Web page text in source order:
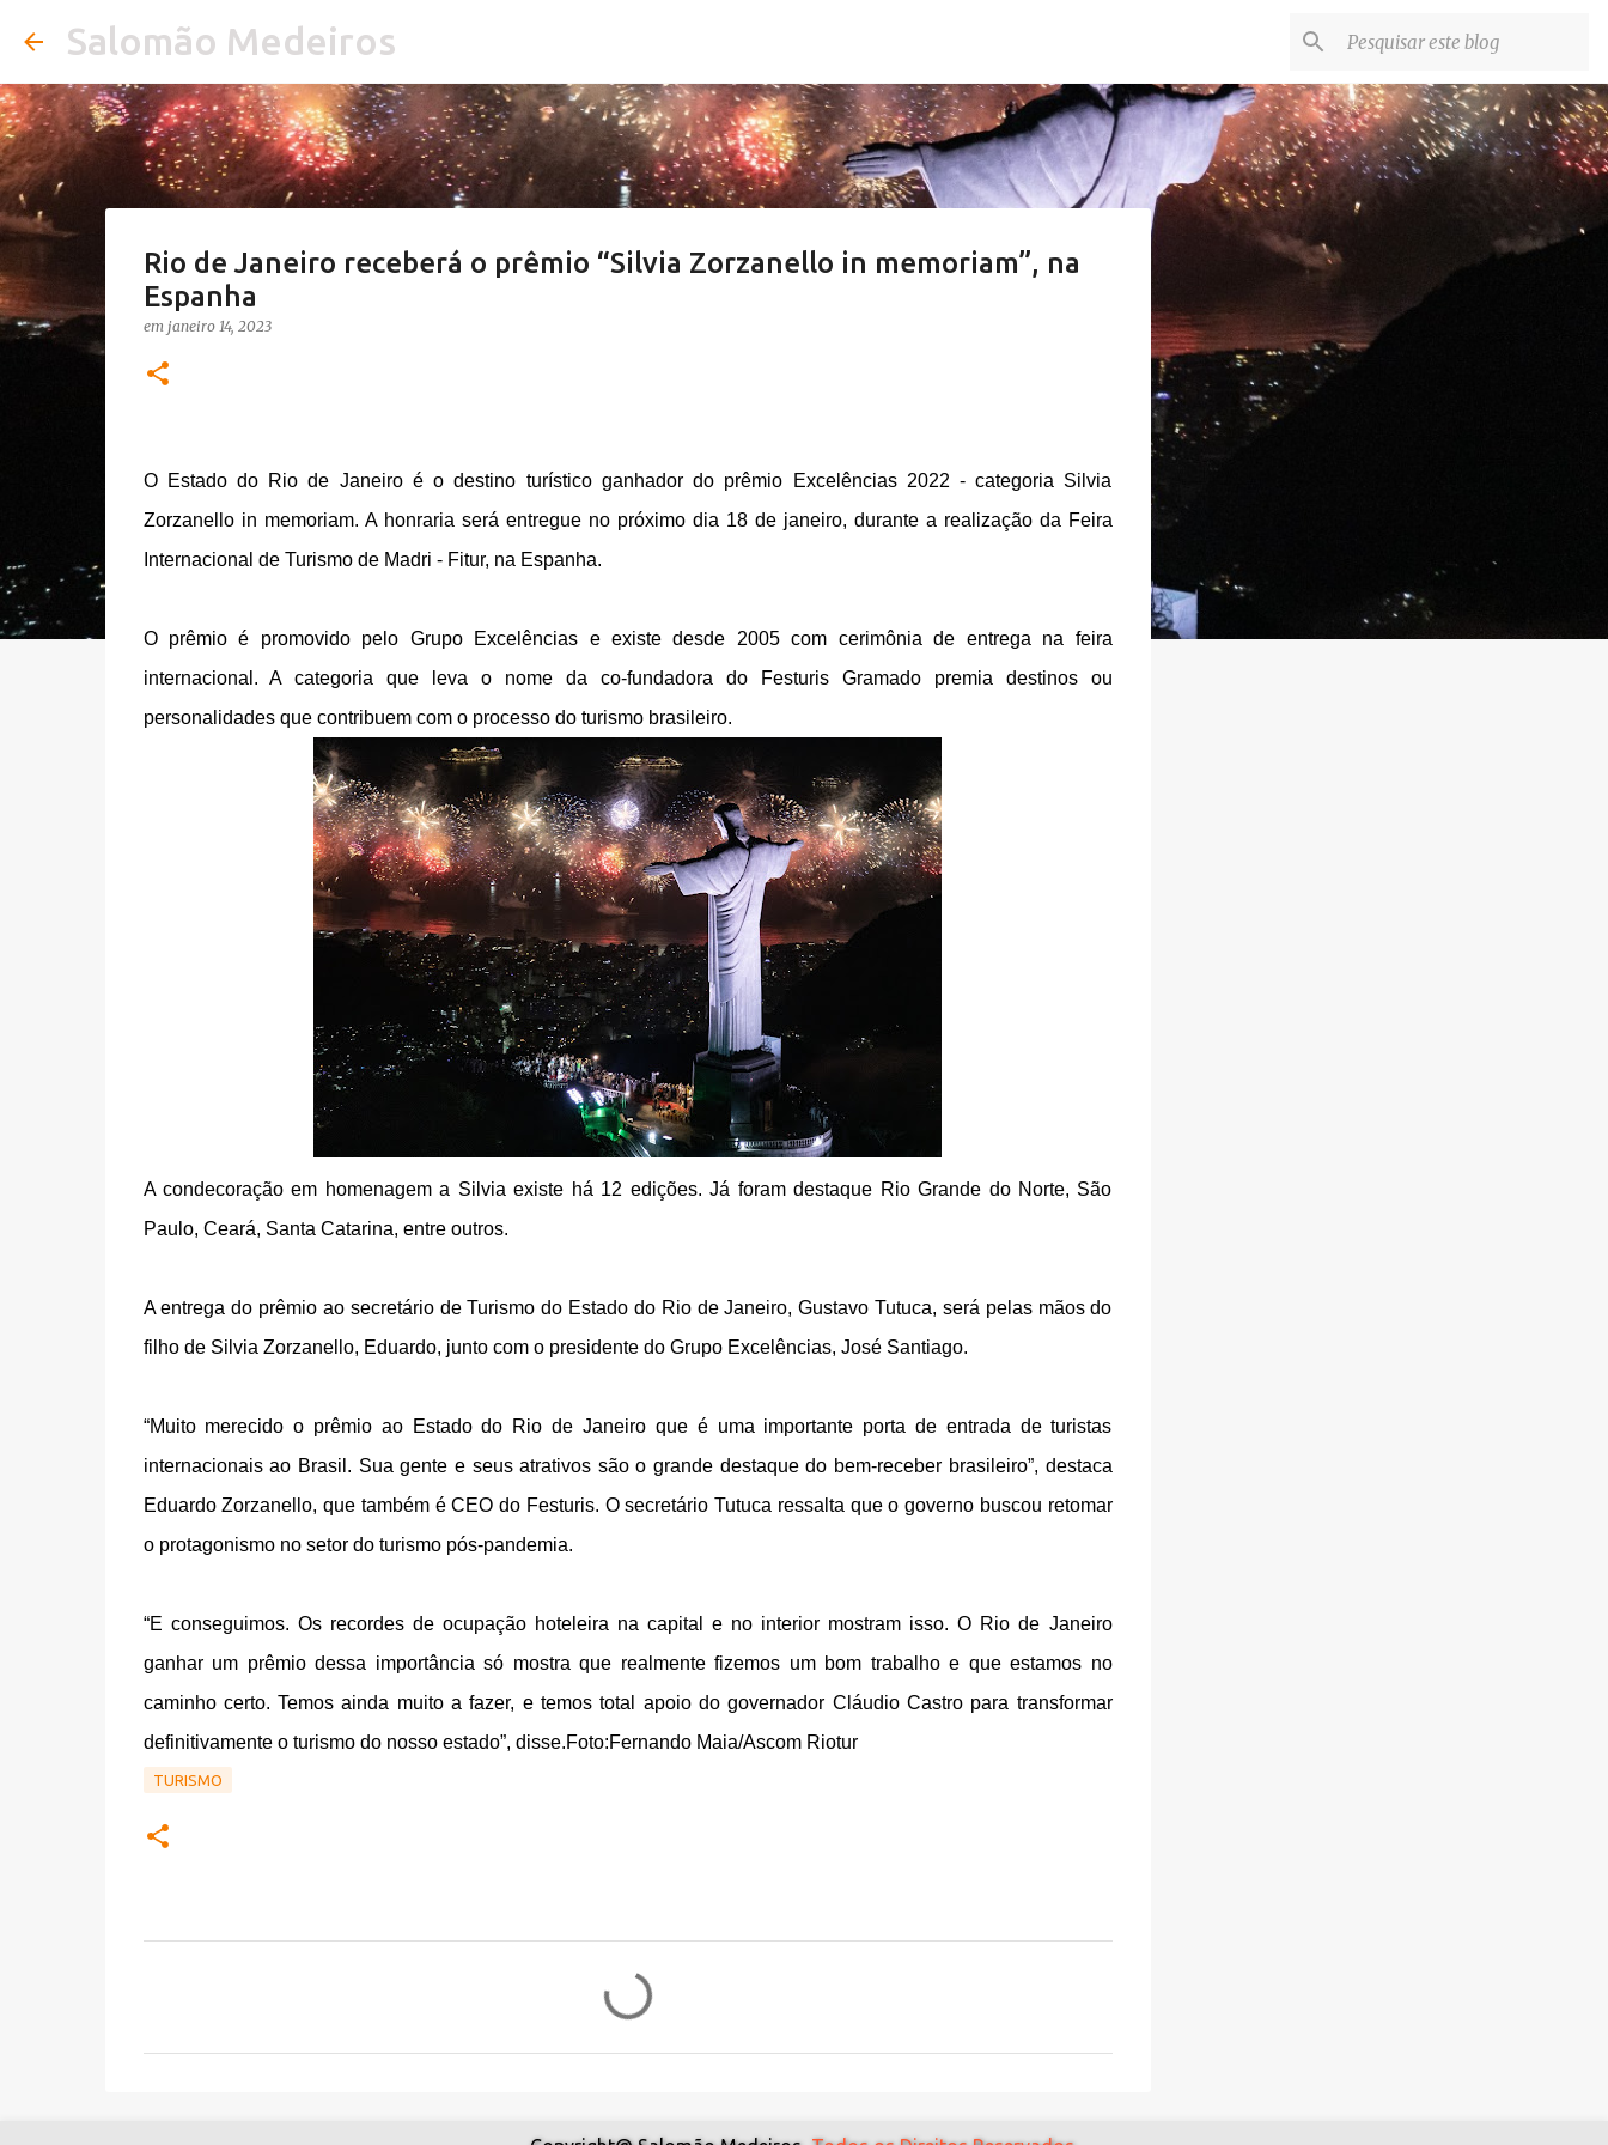
Salomão Medeiros
Rio de Janeiro receberá o prêmio “Silvia Zorzanello in memoriam”, na
Espanha
em janeiro 14, 2023
O Estado do Rio de Janeiro é o destino turístico ganhador do prêmio Excelências 2022 - categoria Silvia
Zorzanello in memoriam. A honraria será entregue no próximo dia 18 de janeiro, durante a realização da Feira
Internacional de Turismo de Madri - Fitur, na Espanha.
O prêmio é promovido pelo Grupo Excelências e existe desde 2005 com cerimônia de entrega na feira
internacional. A categoria que leva o nome da co-fundadora do Festuris Gramado premia destinos ou
personalidades que contribuem com o processo do turismo brasileiro.
A condecoração em homenagem a Silvia existe há 12 edições. Já foram destaque Rio Grande do Norte, São
Paulo, Ceará, Santa Catarina, entre outros.
A entrega do prêmio ao secretário de Turismo do Estado do Rio de Janeiro, Gustavo Tutuca, será pelas mãos do
filho de Silvia Zorzanello, Eduardo, junto com o presidente do Grupo Excelências, José Santiago.
“Muito merecido o prêmio ao Estado do Rio de Janeiro que é uma importante porta de entrada de turistas
internacionais ao Brasil. Sua gente e seus atrativos são o grande destaque do bem-receber brasileiro”, destaca
Eduardo Zorzanello, que também é CEO do Festuris. O secretário Tutuca ressalta que o governo buscou retomar
o protagonismo no setor do turismo pós-pandemia.
“E conseguimos. Os recordes de ocupação hoteleira na capital e no interior mostram isso. O Rio de Janeiro
ganhar um prêmio dessa importância só mostra que realmente fizemos um bom trabalho e que estamos no
caminho certo. Temos ainda muito a fazer, e temos total apoio do governador Cláudio Castro para transformar
definitivamente o turismo do nosso estado”, disse.Foto:Fernando Maia/Ascom Riotur
TURISMO